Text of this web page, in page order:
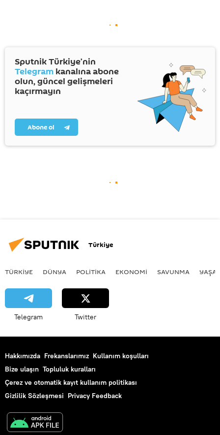
Sputnik Türkiye’nin
Telegram kanalına abone
olun, güncel gelişmeleri
kaçırmayın
Abone ol
Türkiye
TÜRKIYE DÜNYA POLİTİKA EKONOMİ SAVUNMA
Telegram Twitter
Hakkımızda Frekanslarımız Kullanım koşulları
Bize ulaşın Topluluk kuralları
Çerez ve otomatik kayıt kullanım politikası
Gizlilik Sözleşmesi Privacy Feedback